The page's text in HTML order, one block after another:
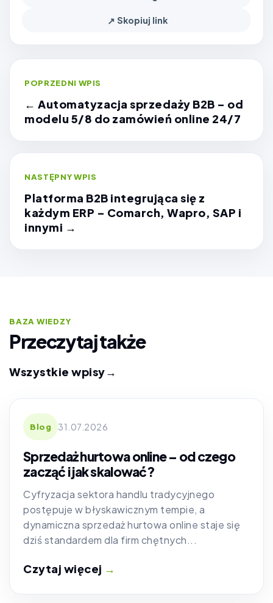
↗ Skopiuj link
POPRZEDNI WPIS
← Automatyzacja sprzedaży B2B – od
modelu 5/8 do zamówień online 24/7
NASTĘPNY WPIS
Platforma B2B integrująca się z
każdym ERP – Comarch, Wapro, SAP i
innymi →
BAZA WIEDZY
Przeczytaj także
Wszystkie wpisy→
Blog 31.07.2026
Sprzedaż hurtowa online – od czego
zacząć i jak skalować?
Cyfryzacja sektora handlu tradycyjnego
postępuje w błyskawicznym tempie, a
dynamiczna sprzedaż hurtowa online staje się
dziś standardem dla firm chętnych...
Czytaj więcej →